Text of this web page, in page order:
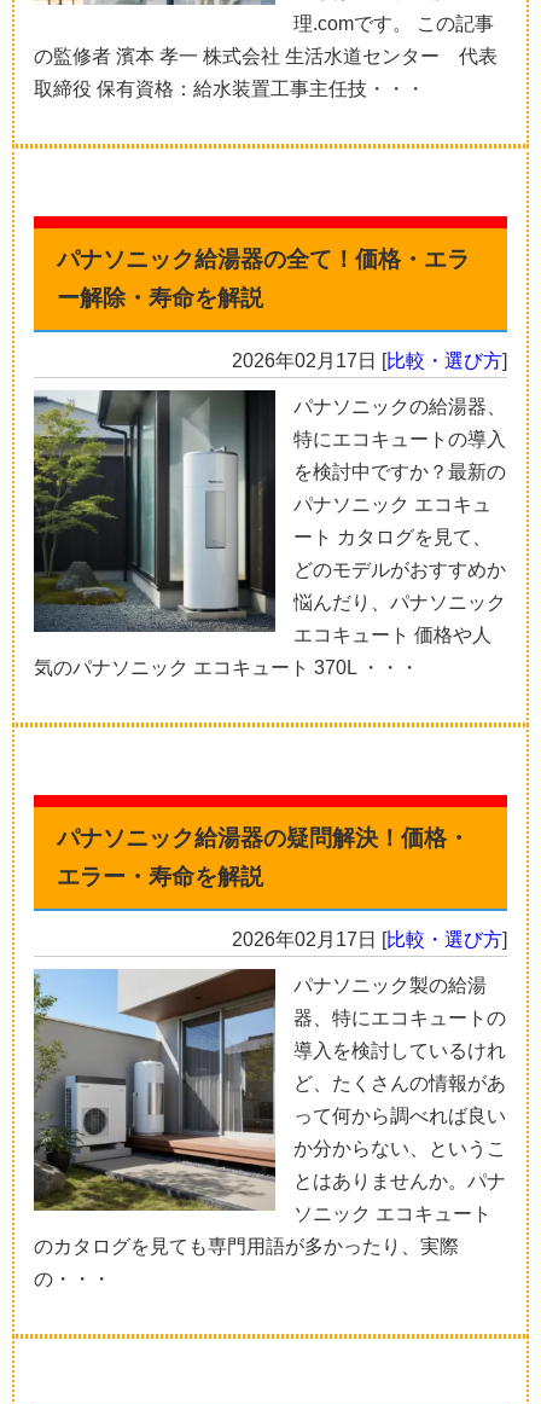
理.comです。 この記事
の監修者 濱本 孝一 株式会社 生活水道センター 代表
取締役 保有資格：給水装置工事主任技・・・
パナソニック給湯器の全て！価格・エラ
ー解除・寿命を解説
2026年02月17日 [比較・選び方]
パナソニックの給湯器、
特にエコキュートの導入
を検討中ですか？最新の
パナソニック エコキュ
ート カタログを見て、
どのモデルがおすすめか
悩んだり、パナソニック
エコキュート 価格や人
気のパナソニック エコキュート 370L ・・・
パナソニック給湯器の疑問解決！価格・
エラー・寿命を解説
2026年02月17日 [比較・選び方]
パナソニック製の給湯
器、特にエコキュートの
導入を検討しているけれ
ど、たくさんの情報があ
って何から調べれば良い
か分からない、というこ
とはありませんか。パナ
ソニック エコキュート
のカタログを見ても専門用語が多かったり、実際
の・・・